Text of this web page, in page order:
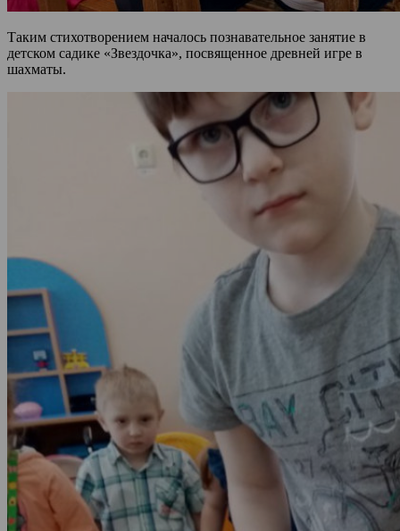
Таким стихотворением началось познавательное занятие в
детском садике «Звездочка», посвященное древней игре в
шахматы.